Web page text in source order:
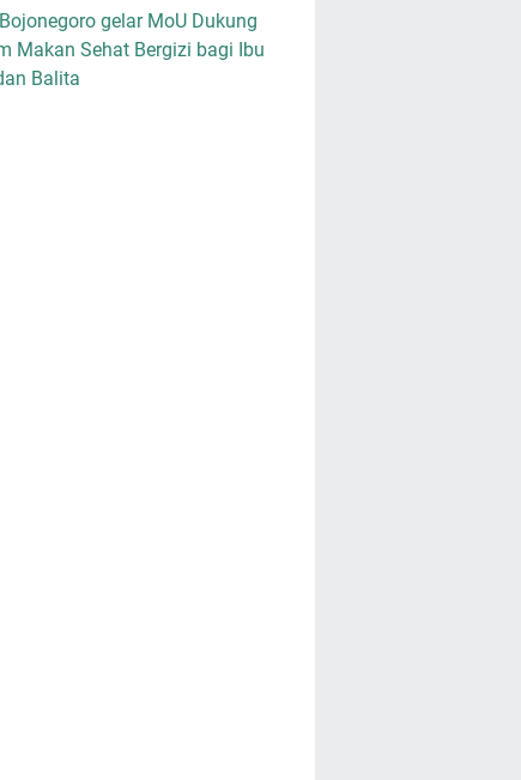
gelar MoU Dukung
Makan Sehat Bergizi bagi Ibu
Balita